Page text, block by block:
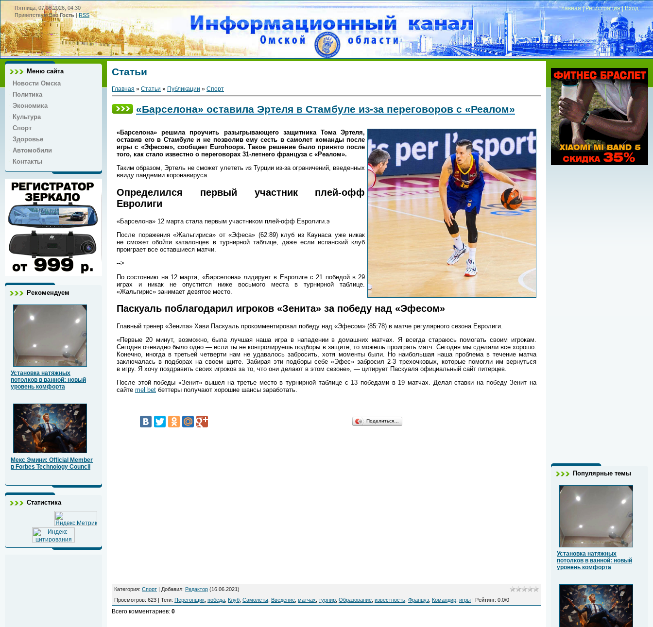
Пятница, 07.08.2026, 04:30
Приветствую Вас Гость|RSS
Главная|Регистрация|Вход
Меню сайта
Новости Омска
Политика
Экономика
Культура
Спорт
Здоровье
Автомобили
Контакты
Рекомендуем
Установка натяжных
потолков в ванной: новый
уровень комфорта
Мекс Эмини: Official Member
в Forbes Technology Council
Статистика
Статьи
Главная » Статьи » Публикации » Спорт
«Барселона» оставила Эртеля в Стамбуле из-за переговоров с «Реалом»
«Барселона» решила проучить разыгрывающего защитника Тома Эртеля,
оставив его в Стамбуле и не позволив ему сесть в самолет команды после
игры с «Эфесом», сообщает Eurohoops. Такое решение было принято после
того, как стало известно о переговорах 31-летнего француза с «Реалом».
Таким образом, Эртель не сможет улететь из Турции из-за ограничений, введенных
ввиду пандемии коронавируса.
Определился первый участник плей-офф
Евролиги
«Барселона» 12 марта стала первым участником плей-офф Евролиги.э
После поражения «Жальгириса» от «Эфеса» (62:89) клуб из Каунаса уже никак
не сможет обойти каталонцев в турнирной таблице, даже если испанский клуб
проиграет все оставшиеся матчи.
-->
По состоянию на 12 марта, «Барселона» лидирует в Евролиге с 21 победой в 29
играх и никак не опустится ниже восьмого места в турнирной таблице.
«Жальгирис» занимает девятое место.
Паскуаль поблагодарил игроков «Зенита» за победу над «Эфесом»
Главный тренер «Зенита» Хави Паскуаль прокомментировал победу над «Эфесом» (85:78) в матче регулярного сезона Евролиги.
«Первые 20 минут, возможно, была лучшая наша игра в нападении в домашних матчах. Я всегда стараюсь помогать своим игрокам.
Сегодня очевидно было одно — если ты не контролируешь подборы в защите, то можешь проиграть матч. Сегодня мы сделали все хорошо.
Конечно, иногда в третьей четверти нам не удавалось забросить, хотя моменты были. Но наибольшая наша проблема в течение матча
заключалась в подборах на своем щите. Забирая эти подборы себе «Эфес» забросил 2-3 трехочковых, которые помогли им вернуться
в игру. Я хочу поздравить своих игроков за то, что они делают в этом сезоне», — цитирует Паскуаля официальный сайт питерцев.
После этой победы «Зенит» вышел на третье место в турнирной таблице с 13 победами в 19 матчах. Делая ставки на победу Зенит на
сайте mel bet беттеры получают хорошие шансы заработать.
Поделиться…
Категория: Спорт | Добавил: Редактор (16.06.2021)
Просмотров: 623 | Теги: Перегонщик победа Клуб Самолеты Введение матчах турнир Образование известность Француз Командир игры | Рейтинг: 0.0/0
Всего комментариев: 0
Популярные темы
Установка натяжных
потолков в ванной: новый
уровень комфорта